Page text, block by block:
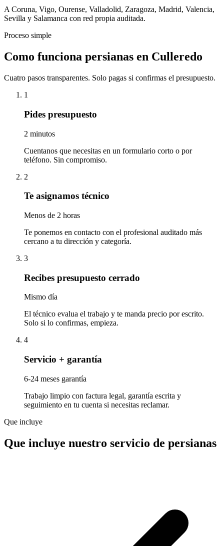
A Coruna, Vigo, Ourense, Valladolid, Zaragoza, Madrid, Valencia,
Sevilla y Salamanca con red propia auditada.
Proceso simple
Como funciona persianas en Culleredo
Cuatro pasos transparentes. Solo pagas si confirmas el presupuesto.
1
Pides presupuesto
2 minutos
Cuentanos que necesitas en un formulario corto o por
teléfono. Sin compromiso.
2
Te asignamos técnico
Menos de 2 horas
Te ponemos en contacto con el profesional auditado más
cercano a tu dirección y categoría.
3
Recibes presupuesto cerrado
Mismo día
El técnico evalua el trabajo y te manda precio por escrito.
Solo si lo confirmas, empieza.
4
Servicio + garantía
6-24 meses garantía
Trabajo limpio con factura legal, garantía escrita y
seguimiento en tu cuenta si necesitas reclamar.
Que incluye
Que incluye nuestro servicio de persianas